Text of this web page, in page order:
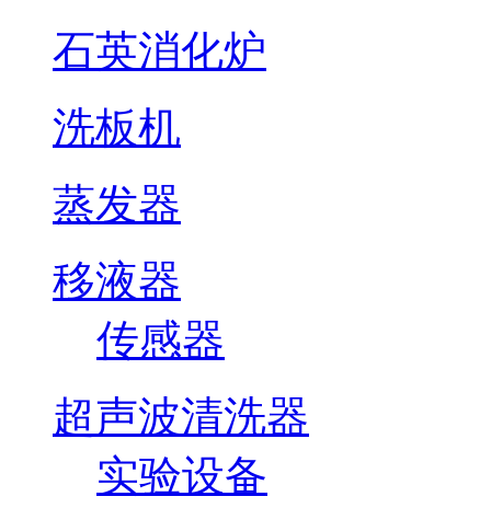
石英消化炉
洗板机
蒸发器
移液器
传感器
超声波清洗器
实验设备